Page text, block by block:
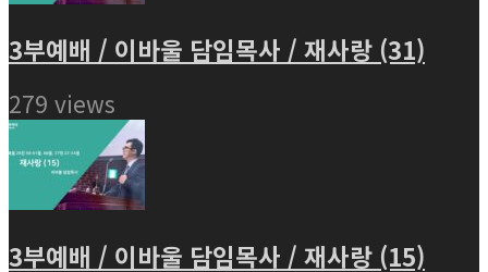
3부예배 / 이바울 담임목사 / 재사랑 (31)
279 views
3부예배 / 이바울 담임목사 / 재사랑 (15)